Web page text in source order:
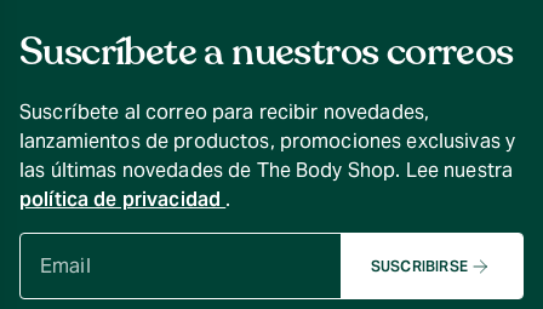
Suscríbete a nuestros correos
Suscríbete al correo para recibir novedades,
lanzamientos de productos, promociones exclusivas y
las últimas novedades de The Body Shop. Lee nuestra
política de privacidad .
SUSCRIBIRSE